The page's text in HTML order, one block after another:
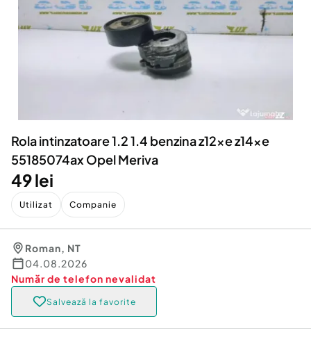
Servicii
Animale de companie
Afaceri și echipamente profesionale
Inchiriere Bunuri si Vehicule
Utilaje agricole si industriale
Piese auto si accesorii
Rola intinzatoare 1.2 1.4 benzina z12xe z14xe
55185074ax Opel Meriva
49 lei
Utilizat Companie
Roman, NT
04.08.2026
Număr de telefon nevalidat
Salvează la favorite